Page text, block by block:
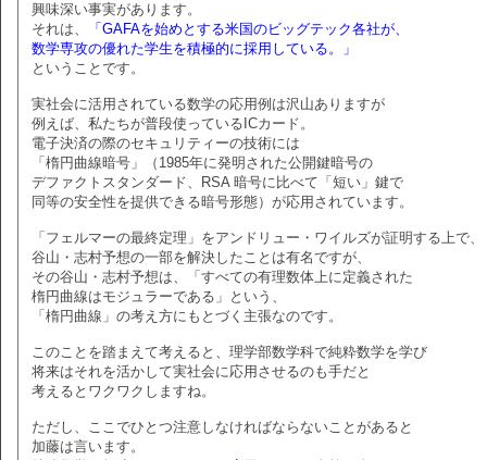
興味深い事実があります。
それは、
「GAFAを始めとする米国のビッグテック各社が、
数学専攻の優れた学生を積極的に採用している。」
ということです。
実社会に活用されている数学の応用例は沢山ありますが
例えば、私たちが普段使っているICカード。
電子決済の際のセキュリティーの技術には
「楕円曲線暗号」（1985年に発明された公開鍵暗号の
デファクトスタンダード、RSA 暗号に比べて「短い」鍵で
同等の安全性を提供できる暗号形態）が応用されています。
「フェルマーの最終定理」をアンドリュー・ワイルズが証明する上で、
谷山・志村予想の一部を解決したことは有名ですが、
その谷山・志村予想は、「すべての有理数体上に定義された
楕円曲線はモジュラーである」という、
「楕円曲線」の考え方にもとづく主張なのです。
このことを踏まえて考えると、理学部数学科で純粋数学を学び
将来はそれを活かして実社会に応用させるのも手だと
考えるとワクワクしますね。
ただし、ここでひとつ注意しなければならないことがあると
加藤は言います。